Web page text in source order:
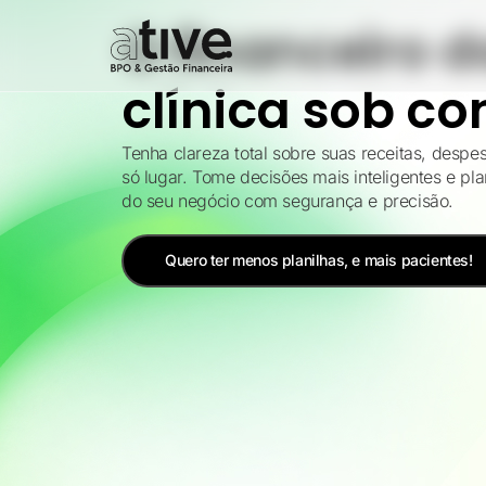
O financeiro
clínica sob
Tenha clareza total sobre suas receitas,
só lugar. Tome decisões mais inteligentes e
do seu negócio com segurança e precisão.
Quero ter menos planilhas, e mais pacientes!